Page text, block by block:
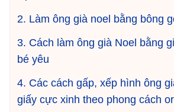
2. Làm ông già noel bằng bông
3. Cách làm ông già Noel bằng
bé yêu
4. Các cách gấp, xếp hình ông
giấy cực xinh theo phong cách